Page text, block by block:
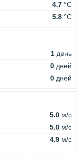
4.7 °C
5.8 °C
1 день
0 дней
0 дней
5.0 м/c
5.0 м/c
4.9 м/c